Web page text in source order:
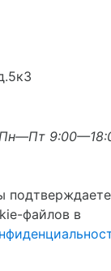
Пн—Пт
подтверждаете
файлов в